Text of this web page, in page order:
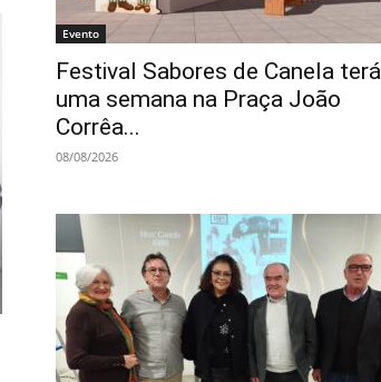
Evento
Festival Sabores de Canela terá
uma semana na Praça João
Corrêa...
08/08/2026